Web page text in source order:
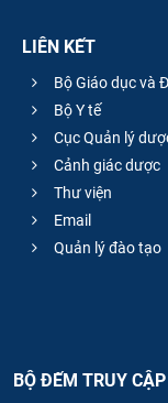
LIÊN KẾT
Bộ Giáo dục và
Bộ Y tế
Cục Quản lý
Cảnh giác dược
Thư viện
Email
Quản lý đào tạo
BỘ ĐẾM TRUY CẬP